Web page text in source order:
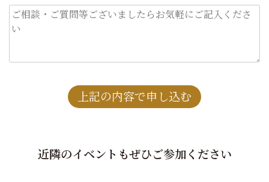
近隣のイベントもぜひご参加ください